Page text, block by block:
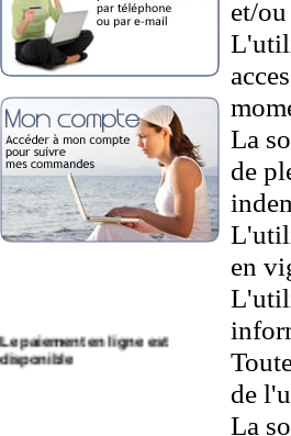
et/
La
de
en
de
La